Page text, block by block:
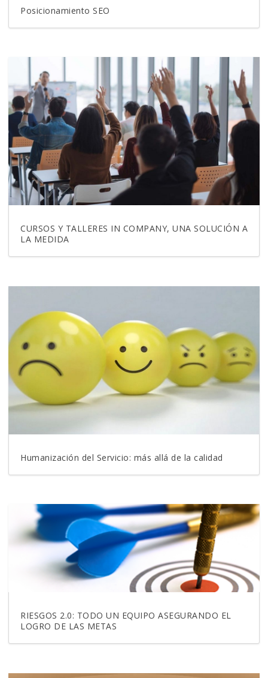
Posicionamiento SEO
CURSOS Y TALLERES IN COMPANY, UNA SOLUCIÓN A
LA MEDIDA
Humanización del Servicio: más allá de la calidad
RIESGOS 2.0: TODO UN EQUIPO ASEGURANDO EL
LOGRO DE LAS METAS